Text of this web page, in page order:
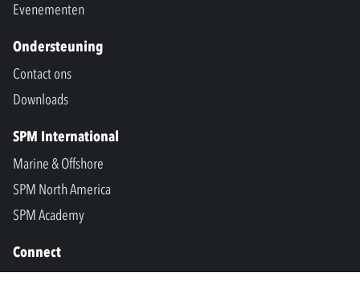
Evenementen
Ondersteuning
Contact ons
Downloads
SPM International
Marine & Offshore
SPM North America
SPM Academy
Connect